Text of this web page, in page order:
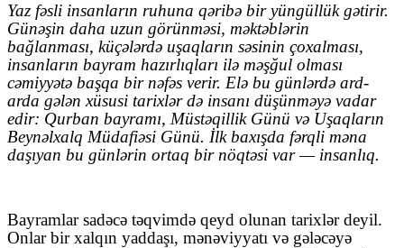
Yaz fəsli insanların ruhuna qəribə bir yüngüllük gətirir.
Günəşin daha uzun görünməsi, məktəblərin
bağlanması, küçələrdə uşaqların səsinin çoxalması,
insanların bayram hazırlıqları ilə məşğul olması
cəmiyyətə başqa bir nəfəs verir. Elə bu günlərdə ard-
arda gələn xüsusi tarixlər də insanı düşünməyə vadar
edir: Qurban bayramı, Müstəqillik Günü və Uşaqların
Beynəlxalq Müdafiəsi Günü. İlk baxışda fərqli məna
daşıyan bu günlərin ortaq bir nöqtəsi var — insanlıq.
Bayramlar sadəcə təqvimdə qeyd olunan tarixlər deyil.
Onlar bir xalqın yaddaşı, mənəviyyatı və gələcəyə